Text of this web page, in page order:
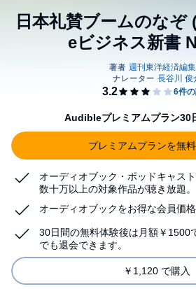
日本礼賛ブームのなぞ
eビジネス新書
Audibleプレミアムプラン30
プレミアムプランを無
オーディオブック・ポッドキャス
数十万以上の対象作品が聴き放題。
オーディオブックをお得な会員価格
30日間の無料体験後は月額￥1500
でも退会できます。
￥1,120 で購入